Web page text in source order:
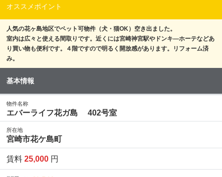
オススメポイント
人気の花ヶ島地区でペット可物件（犬・猫OK）空き出ました。
室内は広々と使える間取りです。近くには宮崎神宮駅やドンキ―ホーテなどあ
り買い物も便利です。４階ですので明るく開放感があります。リフォーム済
み。
基本情報
物件名称
エバーライフ花ガ島 402号室
所在地
宮崎市花ケ島町
賃料25,000 円